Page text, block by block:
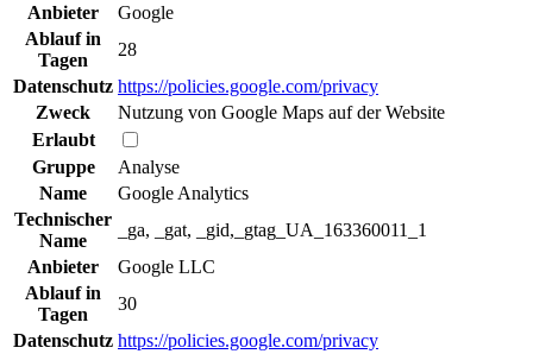
Anbieter
Google
Ablauf in
Tagen
28
Datenschutz https://policies.google.com/privacy
Zweck
Nutzung von Google Maps auf der Website
Erlaubt
Gruppe
Analyse
Name
Google Analytics
Technischer
Name
_ga, _gat, _gid,_gtag_UA_163360011_1
Anbieter
Google LLC
Ablauf in
Tagen
30
Datenschutz https://policies.google.com/privacy